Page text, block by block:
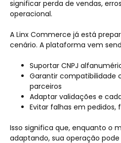
significar perda de vendas,
operacional.
A Linx Commerce já está
cenário. A plataforma vem
Suportar CNPJ
Garantir compatibilidade
parceiros
Adaptar validações e
Evitar falhas em
Isso significa que, enquanto o
adaptando, sua operação